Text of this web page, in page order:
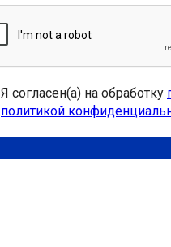
Я согласен(а) на обработку
политикой